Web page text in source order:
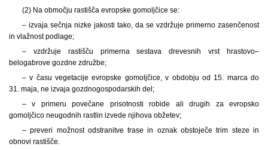
(2) Na območju rastišča evropske gomoljčice se:
– izvaja sečnja nizke jakosti tako, da se vzdržuje primerno zasenčenost
in vlažnost podlage;
– vzdržuje rastišču primerna sestava drevesnih vrst hrastovo–
belogabrove gozdne združbe;
– v času vegetacije evropske gomoljčice, v obdobju od 15. marca do
31. maja, ne izvaja gozdnogospodarskih del;
– v primeru povečane prisotnosti robide ali drugih za evropsko
gomoljčico neugodnih rastlin izvede njihova obžetev;
– preveri možnost odstranitve trase in oznak obstoječe trim steze in
obnovi rastišče.